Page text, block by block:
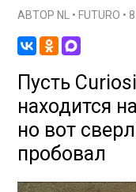
АВТОР NL • FUTURO •
Пусть
находится
но вот
пробовал